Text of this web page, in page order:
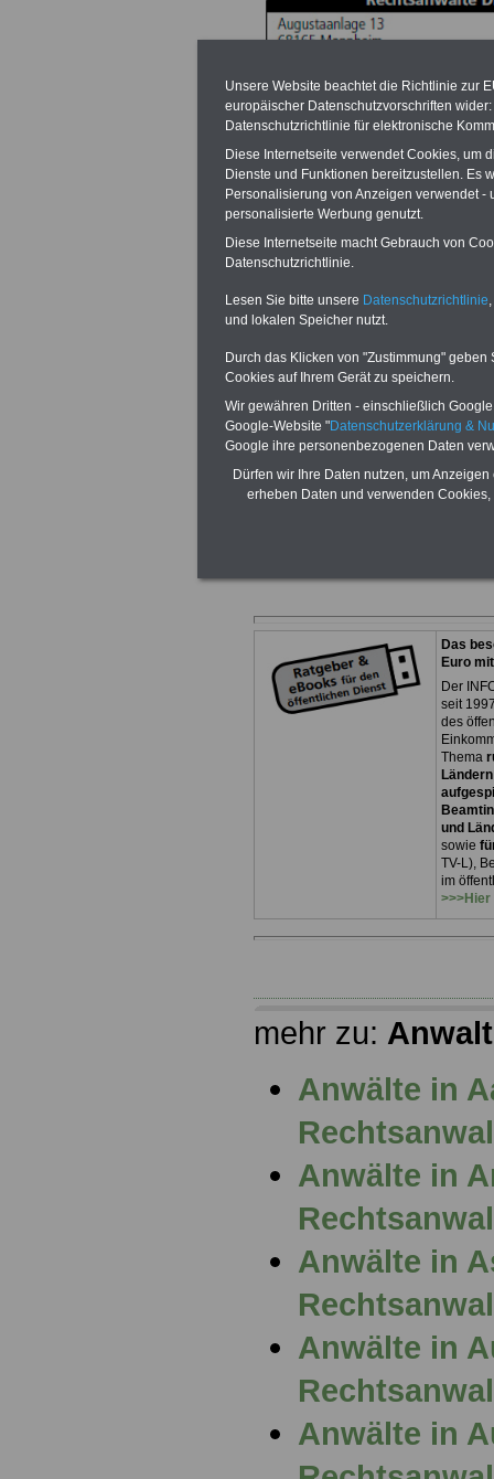
Mehr Anwälte
Beamtenrecht
Sie möchten
Das
Euro
Der
seit
des
Thema
Ländern
und
sowie
TV-L),
im
mehr zu:
Anwälte in
Anwälte in
Anwälte in
Anwälte in
Anwälte in
Unsere Website beachtet die Richtlinie zur
europäischer Datenschutzvorschriften
Datenschutzrichtlinie für elektronische
Diese Internetseite verwendet Cookies, um
Dienste und Funktionen bereitzustellen. Es
Personalisierung von Anzeigen verwendet
personalisierte Werbung genutzt.
Diese Internetseite macht Gebrauch von
Datenschutzrichtlinie.
Lesen Sie bitte unsere Datenschutzrichtlinie
und lokalen Speicher nutzt.
Durch das Klicken von "Zustimmung"
Cookies auf Ihrem Gerät zu speichern.
Wir gewähren Dritten - einschließlich
Google-Website "Datenschutzerklärung &
Google ihre personenbezogenen Daten
Dürfen wir Ihre Daten nutzen, um
erheben Daten und verwenden